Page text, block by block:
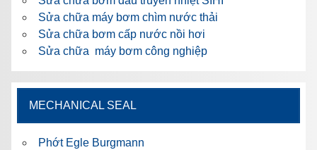
Sửa chữa máy bơm chìm nước thải
Sửa chữa bơm cấp nước nồi hơi
Sửa chữa máy bơm công nghiệp
MECHANICAL SEAL
Phớt Egle Burgmann